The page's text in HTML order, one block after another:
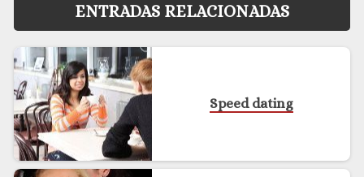
ENTRADAS RELACIONADAS
Speed dating